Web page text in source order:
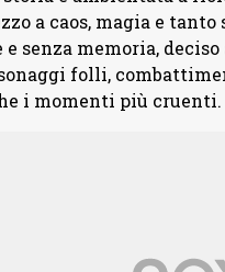
a caos, magia e
senza memoria,
folli,
i momenti più cruenti.